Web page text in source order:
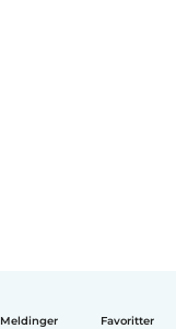
Meldinger Favoritter